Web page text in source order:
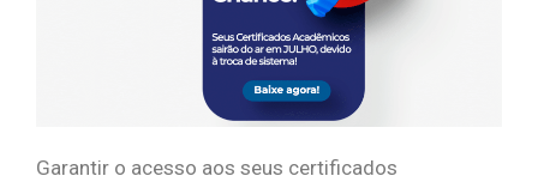
Garantir o acesso aos seus certificados